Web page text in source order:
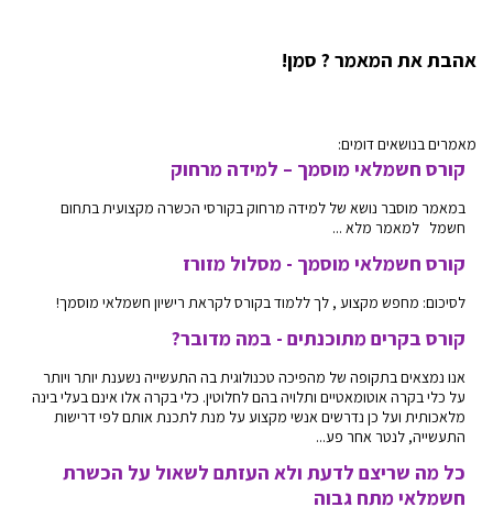
אהבת את המאמר ? סמן!
מאמרים בנושאים דומים:
קורס חשמלאי מוסמך – למידה מרחוק
במאמר מוסבר נושא של למידה מרחוק בקורסי הכשרה מקצועית בתחום
חשמל למאמר מלא ...
קורס חשמלאי מוסמך - מסלול מזורז
לסיכום: מחפש מקצוע , לך ללמוד בקורס לקראת רישיון חשמלאי מוסמך!
קורס בקרים מתוכנתים - במה מדובר?
אנו נמצאים בתקופה של מהפיכה טכנולוגית בה התעשייה נשענת יותר ויותר
על כלי בקרה אוטומאטיים ותלויה בהם לחלוטין. כלי בקרה אלו אינם בעלי בינה
מלאכותית ועל כן נדרשים אנשי מקצוע על מנת לתכנת אותם לפי דרישות
התעשייה, לנטר אחר פע...
כל מה שריצם לדעת ולא העזתם לשאול על הכשרת
חשמלאי מתח גבוה